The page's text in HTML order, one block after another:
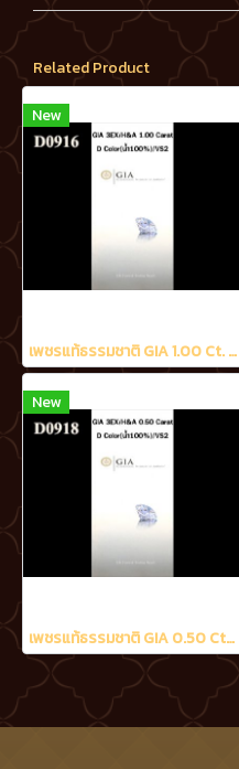
Related Product
New
เพชรแท้ธรรมชาติ GIA 1.00 Ct. D/VS2
New
เพชรแท้ธรรมชาติ GIA 0.50 Ct. D/VS2